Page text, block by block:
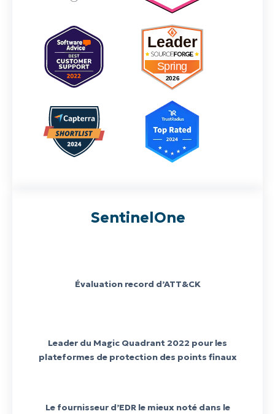
SentinelOne
Évaluation record d’ATT&CK
Leader du Magic Quadrant 2022 pour les
plateformes de protection des points finaux
Le fournisseur d’EDR le mieux noté dans le